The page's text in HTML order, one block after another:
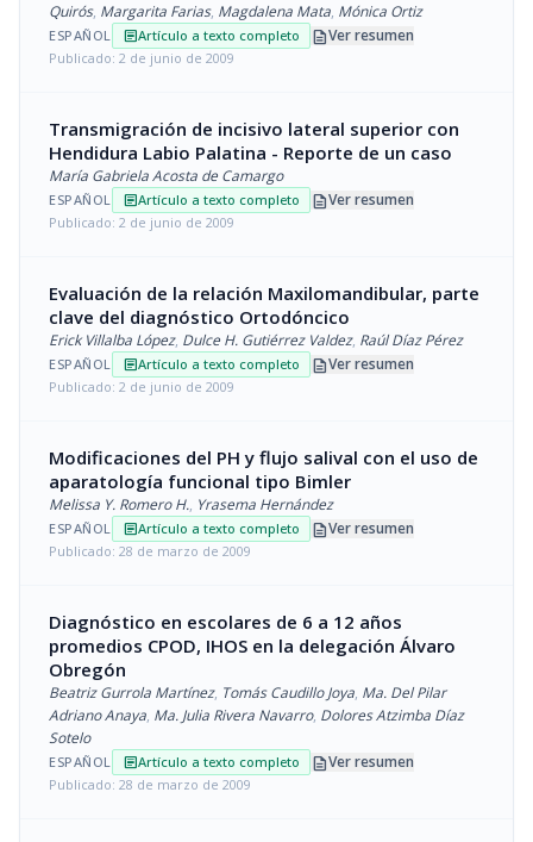
Quirós, Margarita Farias, Magdalena Mata, Mónica Ortiz
ESPAÑOL articleArtículo a texto completo descriptionVer resumen
Publicado: 2 de junio de 2009
Transmigración de incisivo lateral superior con
Hendidura Labio Palatina - Reporte de un caso
María Gabriela Acosta de Camargo
ESPAÑOL articleArtículo a texto completo descriptionVer resumen
Publicado: 2 de junio de 2009
Evaluación de la relación Maxilomandibular, parte
clave del diagnóstico Ortodóncico
Erick Villalba López, Dulce H. Gutiérrez Valdez, Raúl Díaz Pérez
ESPAÑOL articleArtículo a texto completo descriptionVer resumen
Publicado: 2 de junio de 2009
Modificaciones del PH y flujo salival con el uso de
aparatología funcional tipo Bimler
Melissa Y. Romero H., Yrasema Hernández
ESPAÑOL articleArtículo a texto completo descriptionVer resumen
Publicado: 28 de marzo de 2009
Diagnóstico en escolares de 6 a 12 años
promedios CPOD, IHOS en la delegación Álvaro
Obregón
Beatriz Gurrola Martínez, Tomás Caudillo Joya, Ma. Del Pilar
Adriano Anaya, Ma. Julia Rivera Navarro, Dolores Atzimba Díaz
Sotelo
ESPAÑOL articleArtículo a texto completo descriptionVer resumen
Publicado: 28 de marzo de 2009